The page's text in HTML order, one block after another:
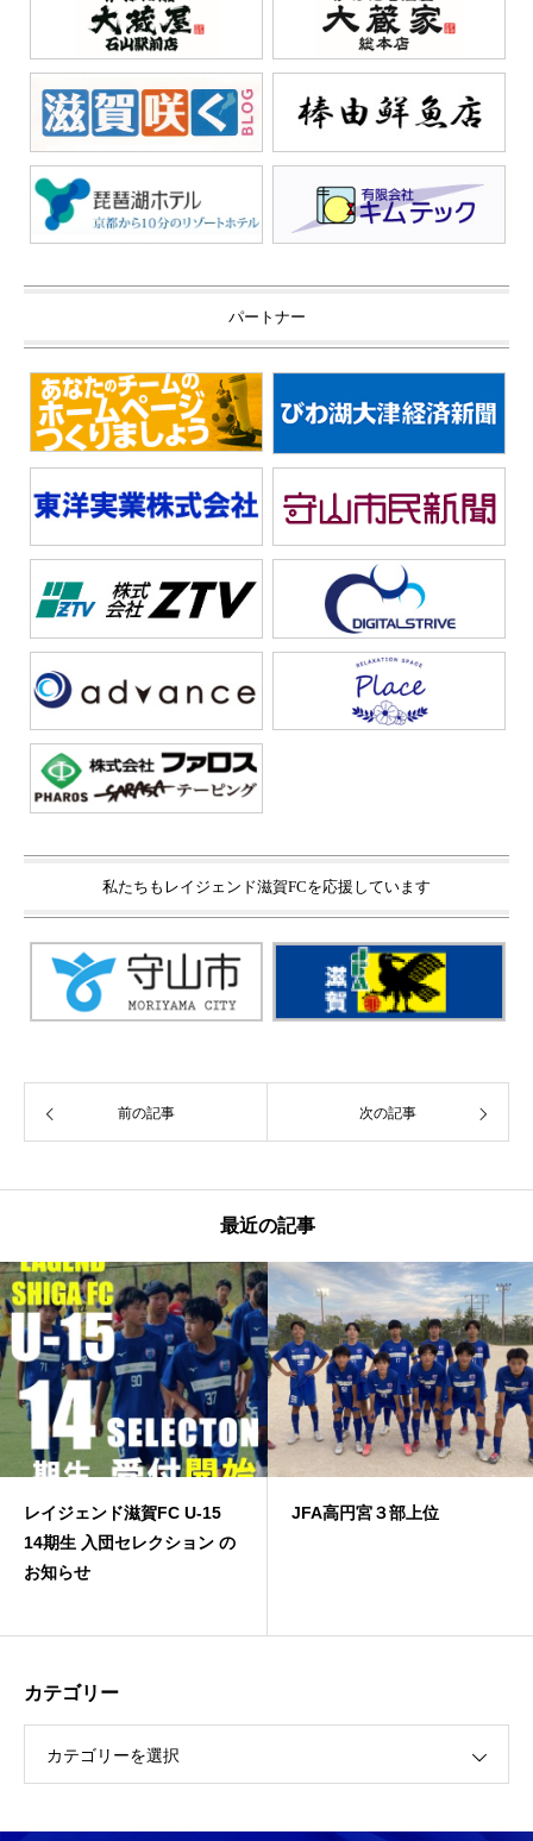
パートナー
私たちもレイジェンド滋賀FCを応援しています
前の記事 次の記事
最近の記事
レイジェンド滋賀FC U-15
14期生 入団セレクション の
お知らせ
JFA高円宮３部上位
カテゴリー
カテゴリーを選択